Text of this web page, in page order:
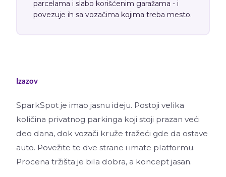
parcelama i slabo korišćenim garažama - i
povezuje ih sa vozačima kojima treba mesto.
Izazov
SparkSpot je imao jasnu ideju. Postoji velika
količina privatnog parkinga koji stoji prazan veći
deo dana, dok vozači kruže tražeći gde da ostave
auto. Povežite te dve strane i imate platformu.
Procena tržišta je bila dobra, a koncept jasan.